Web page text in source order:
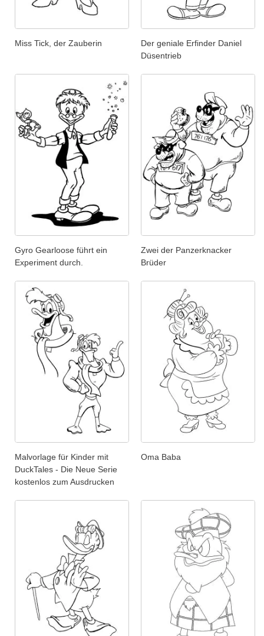
Miss Tick, der Zauberin
Der geniale Erfinder Daniel
Düsentrieb
Gyro Gearloose führt ein
Experiment durch.
Zwei der Panzerknacker
Brüder
Malvorlage für Kinder mit
DuckTales - Die Neue Serie
kostenlos zum Ausdrucken
Oma Baba